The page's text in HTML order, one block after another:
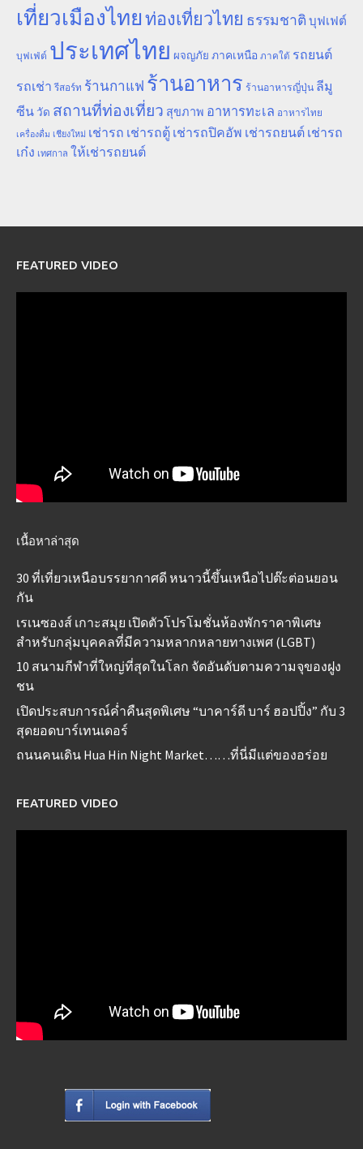
เที่ยวเมืองไทยท่องเที่ยวไทย ธรรมชาติ บุฟเฟต์
บุฟเฟ่ต์ ประเทศไทย ผจญภัย ภาคเหนือ ภาคใต้ รถยนต์
รถเช่า รีสอร์ท ร้านกาแฟ ร้านอาหาร ร้านอาหารญี่ปุ่น ลีมู
ซีน วัด สถานที่ท่องเที่ยว สุขภาพ อาหารทะเล อาหารไทย
เครื่องดื่ม เชียงใหม่ เช่ารถ เช่ารถตู้ เช่ารถปิคอัพ เช่ารถยนต์ เช่ารถ
เก๋ง เทศกาล ให้เช่ารถยนต์
FEATURED VIDEO
เนื้อหาล่าสุด
30 ที่เที่ยวเหนือบรรยากาศดี หนาวนี้ขึ้นเหนือไปต๊ะต่อนยอน
กัน
เรเนซองส์ เกาะสมุย เปิดตัวโปรโมชั่นห้องพักราคาพิเศษ
สำหรับกลุ่มบุคคลที่มีความหลากหลายทางเพศ (LGBT)
10 สนามกีฬาที่ใหญ่ที่สุดในโลก จัดอันดับตามความจุของฝูง
ชน
เปิดประสบการณ์ค่ำคืนสุดพิเศษ “บาคาร์ดี บาร์ ฮอปปิ้ง” กับ 3
สุดยอดบาร์เทนเดอร์
ถนนคนเดิน Hua Hin Night Market……ที่นี่มีแต่ของอร่อย
FEATURED VIDEO